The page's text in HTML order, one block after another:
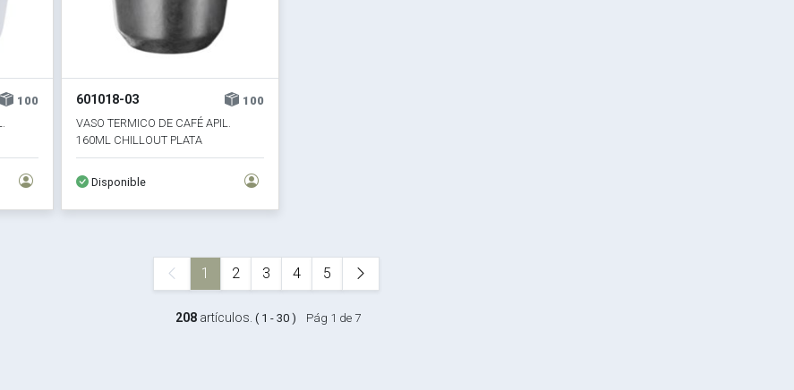
100
601018-03
100
VASO TERMICO DE CAFÉ APIL.
160ML CHILLOUT PLATA
Disponible
1 2 3 4 5
208 artículos.( 1 - 30 ) Pág 1 de 7